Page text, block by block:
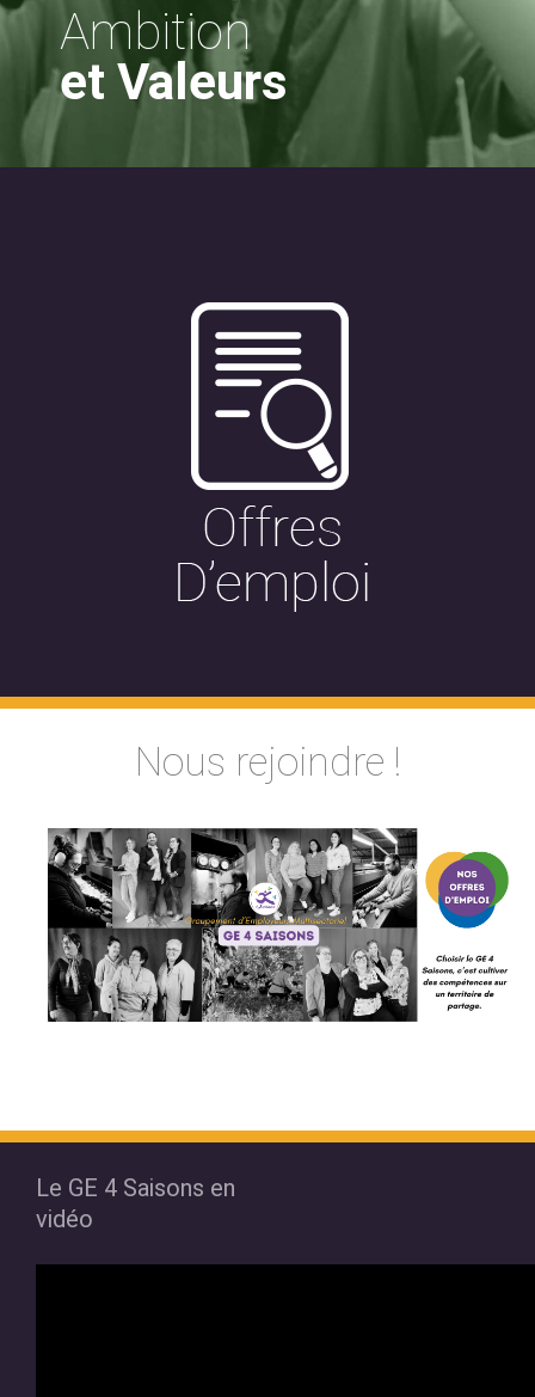
Ambition
et Valeurs
Nous rejoindre !
Le GE 4 Saisons en
vidéo